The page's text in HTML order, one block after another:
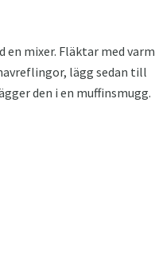
mixer. Fläktar med varm
lägg sedan till
den i en muffinsmugg.